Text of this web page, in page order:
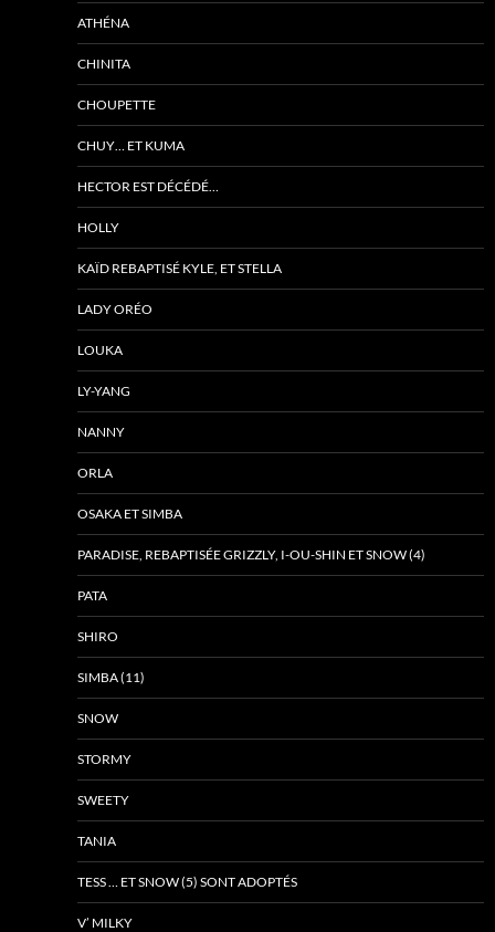
ATHÉNA
CHINITA
CHOUPETTE
CHUY… ET KUMA
HECTOR EST DÉCÉDÉ…
HOLLY
KAÏD REBAPTISÉ KYLE, ET STELLA
LADY ORÉO
LOUKA
LY-YANG
NANNY
ORLA
OSAKA ET SIMBA
PARADISE, REBAPTISÉE GRIZZLY, I-OU-SHIN ET SNOW (4)
PATA
SHIRO
SIMBA (11)
SNOW
STORMY
SWEETY
TANIA
TESS … ET SNOW (5) SONT ADOPTÉS
V’ MILKY